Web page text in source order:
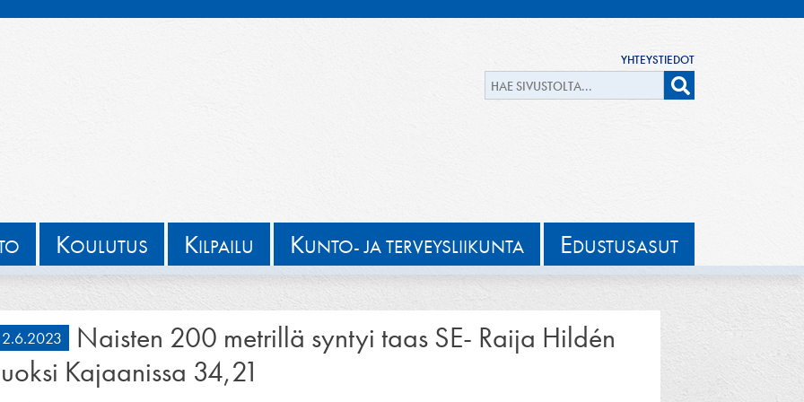
YHTEYSTIEDOT
KOULUTUS KILPAILU KUNTO- JA TERVEYSLIIKUNTA EDUSTUSASUT
2.6.2023
Naisten 200 metrillä syntyi taas SE- Raija Hildén
Kajaanissa 34,21